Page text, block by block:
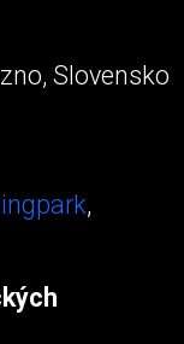
Slovensko
,